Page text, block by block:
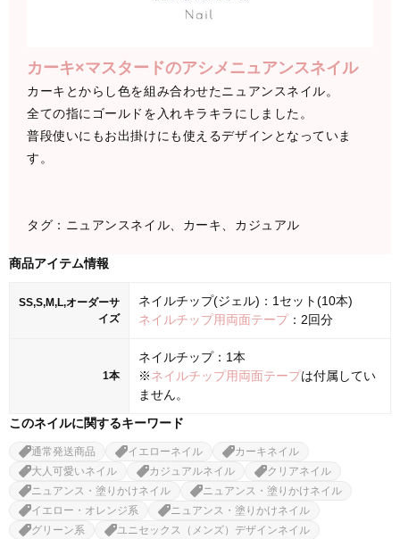
カーキ×マスタードのアシメニュアンスネイル
カーキとからし色を組み合わせたニュアンスネイル。
全ての指にゴールドを入れキラキラにしました。
普段使いにもお出掛けにも使えるデザインとなっていま
す。
タグ：ニュアンスネイル、カーキ、カジュアル
商品アイテム情報
SS,S,M,L,オーダーサ
イズ
ネイルチップ(ジェル)：1セット(10本)
ネイルチップ用両面テープ：2回分
1本
ネイルチップ：1本
※ネイルチップ用両面テープは付属してい
ません。
このネイルに関するキーワード
通常発送商品 イエローネイル
カーキネイル
大人可愛いネイル
カジュアルネイル
クリアネイル
ニュアンス・塗りかけネイル
ニュアンス・塗りかけネイル
イエロー・オレンジ系
ニュアンス・塗りかけネイル
グリーン系
ユニセックス（メンズ）デザインネイル